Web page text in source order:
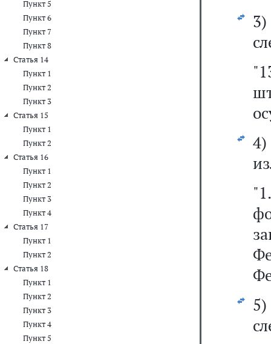
Пункт 5
Пункт 6
Пункт 7
Пункт 8
Статья 14
Пункт 1
Пункт 2
Пункт 3
Статья 15
Пункт 1
Пункт 2
Статья 16
Пункт 1
Пункт 2
Пункт 3
Пункт 4
Статья 17
Пункт 1
Пункт 2
Статья 18
Пункт 1
Пункт 2
Пункт 3
Пункт 4
Пункт 5